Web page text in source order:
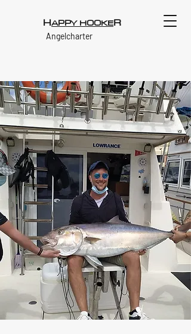
HAPPY HOOKER
Angelcharter